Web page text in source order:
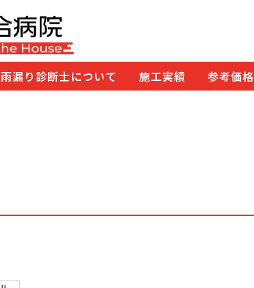
雨漏り診断士について 施工実績 参考価格